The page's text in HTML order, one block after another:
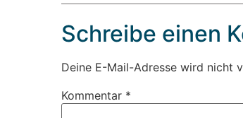
Schreibe einen
Deine E-Mail-Adresse wird nicht
Kommentar *